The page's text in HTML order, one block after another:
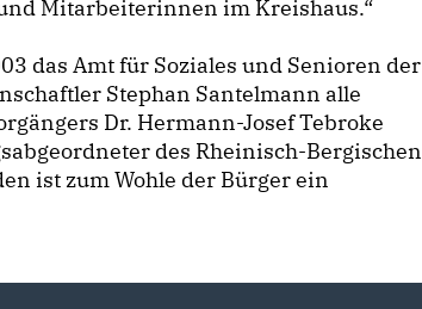
Mitarbeiterinnen im Kreishaus.“
das Amt für Soziales und Senioren der
Stephan Santelmann alle
Dr. Hermann-Josef Tebroke
des Rheinisch-Bergischen
ist zum Wohle der Bürger ein